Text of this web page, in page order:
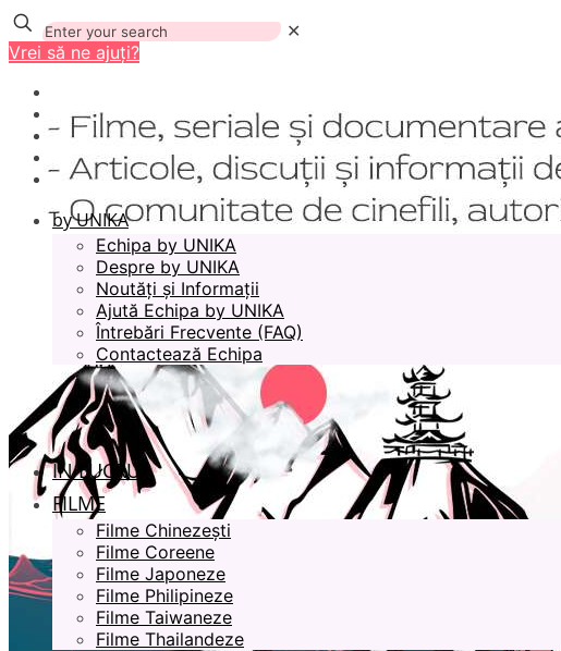
✕
Vrei să ne ajuți?
by UNIKA
Echipa by UNIKA
Despre by UNIKA
Noutăți și Informații
Ajută Echipa by UNIKA
Întrebări Frecvente (FAQ)
Contactează Echipa
ÎN LUCRU
FILME
Filme Chinezești
Filme Coreene
Filme Japoneze
Filme Philipineze
Filme Taiwaneze
Filme Thailandeze